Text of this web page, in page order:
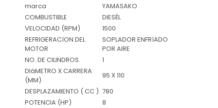
marca
YAMASAKO
COMBUSTIBLE
DIESÉL
VELOCIDAD (RPM)
1500
REFRIGERACíON DEL
MOTOR
SOPLADOR ENFRíADO
POR AIRE
NO. DE CILINDROS
1
DIáMETRO X CARRERA
(MM)
95 X 110
DESPLAZAMIENTO ( CC ) 780
POTENCIA (HP)
8